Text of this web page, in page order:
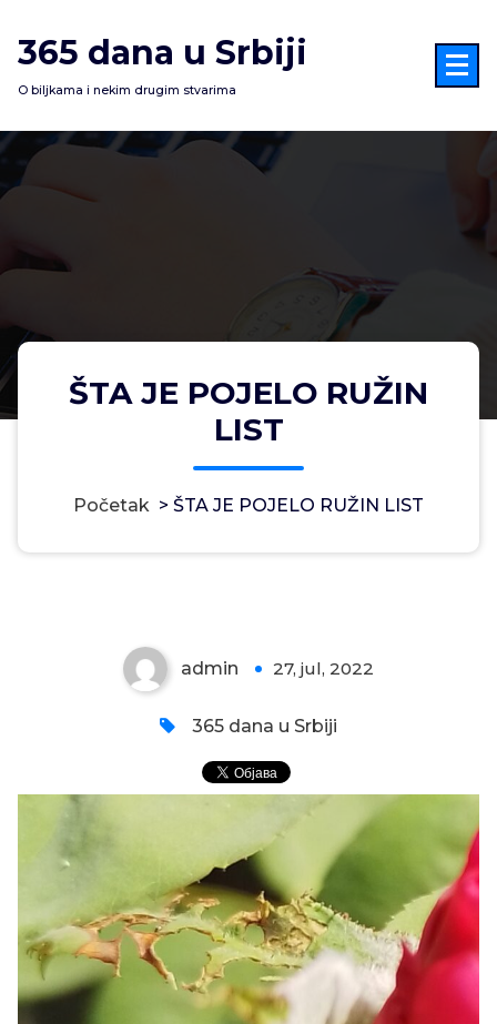
na
sadržaj
365 dana u Srbiji
O biljkama i nekim drugim stvarima
ŠTA JE POJELO RUŽIN
LIST
Početak > ŠTA JE POJELO RUŽIN LIST
admin 27, jul, 2022
365 dana u Srbiji